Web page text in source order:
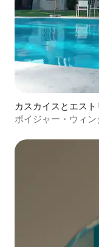
カスカイスとエス
ボイジャー・ウィン